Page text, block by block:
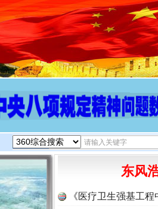
东风
《医疗卫生强基工